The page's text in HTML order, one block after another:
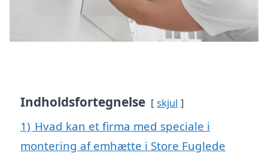
Indholdsfortegnelse skjul
1) Hvad kan et firma med speciale i
montering af emhætte i Store Fuglede